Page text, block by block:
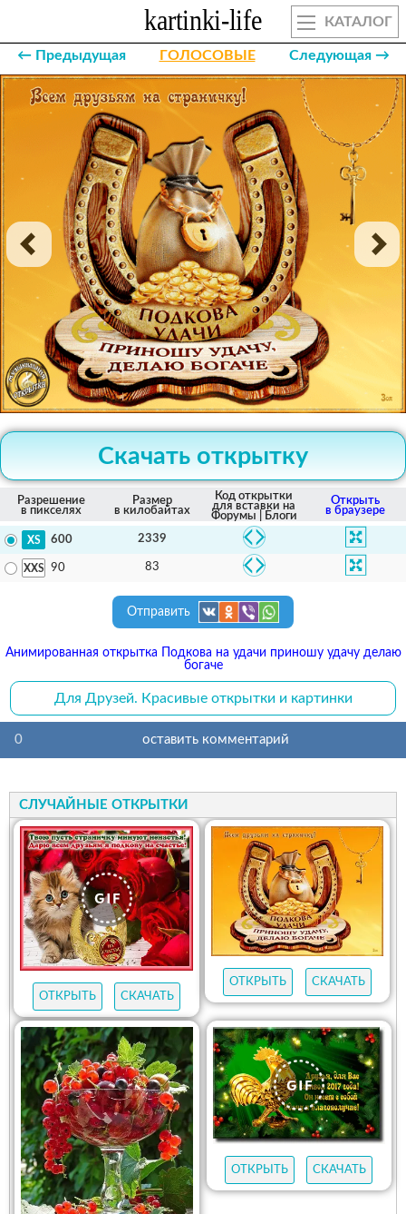
КАТАЛОГ
← Предыдущая ГОЛОСОВЫЕ Следующая →
Скачать открытку
Разрешение
в пикселях
Размер
в килобайтах
Код открытки
для вставки на
Форумы | Блоги
Открыть
в браузере
600 2339
90 83
Отправить
Анимированная открытка Подкова на удачи приношу удачу делаю
богаче
Для Друзей. Красивые открытки и картинки
0 оставить комментарий
СЛУЧАЙНЫЕ ОТКРЫТКИ
ОТКРЫТЬ СКАЧАТЬ
ОТКРЫТЬ СКАЧАТЬ
ОТКРЫТЬ СКАЧАТЬ